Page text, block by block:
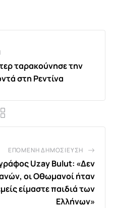
ταρακούνησε την
στη Ρεντίνα
ΕΠΌΜΕΝΗ ΔΗΜΟΣΊΕΥΣΗ
Uzay Bulut: «Δεν
οι Οθωμανοί ήταν
είμαστε παιδιά των
Ελλήνων»